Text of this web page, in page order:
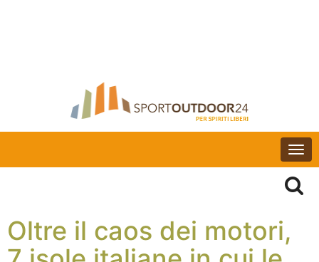
Oltre il caos dei motori,